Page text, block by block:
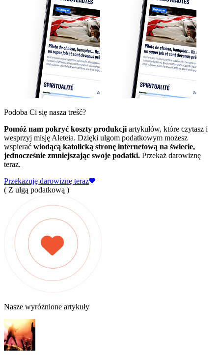
Podoba Ci się nasza treść?
Pomóż nam pokryć koszty produkcji artykułów, które czytasz i
wesprzyj misję Aleteia. Dzięki ulgom podatkowym możesz
wspierać wiodącą katolicką stronę internetową na świecie,
jednocześnie zmniejszając swoje podatki. Przekaż darowiznę
teraz.
Przekazuję darowiznę teraz
( Z ulgą podatkową )
Nasze wyróżnione artykuły